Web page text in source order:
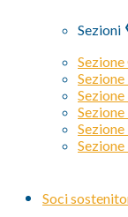
Sezioni
Sezione
Sezione
Soci